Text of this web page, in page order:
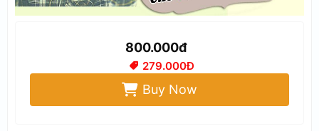
800.000đ
279.000Đ
Buy Now